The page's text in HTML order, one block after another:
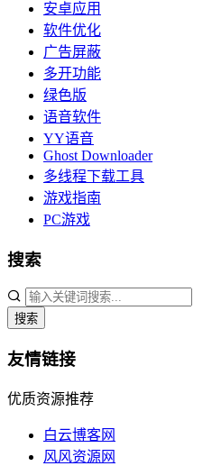
安卓应用
软件优化
广告屏蔽
多开功能
绿色版
语音软件
YY语音
Ghost Downloader
多线程下载工具
游戏指南
PC游戏
搜索
搜索
友情链接
优质资源推荐
白云博客网
风风资源网